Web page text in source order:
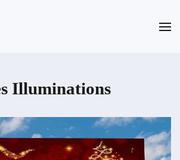
principal
Illuminations